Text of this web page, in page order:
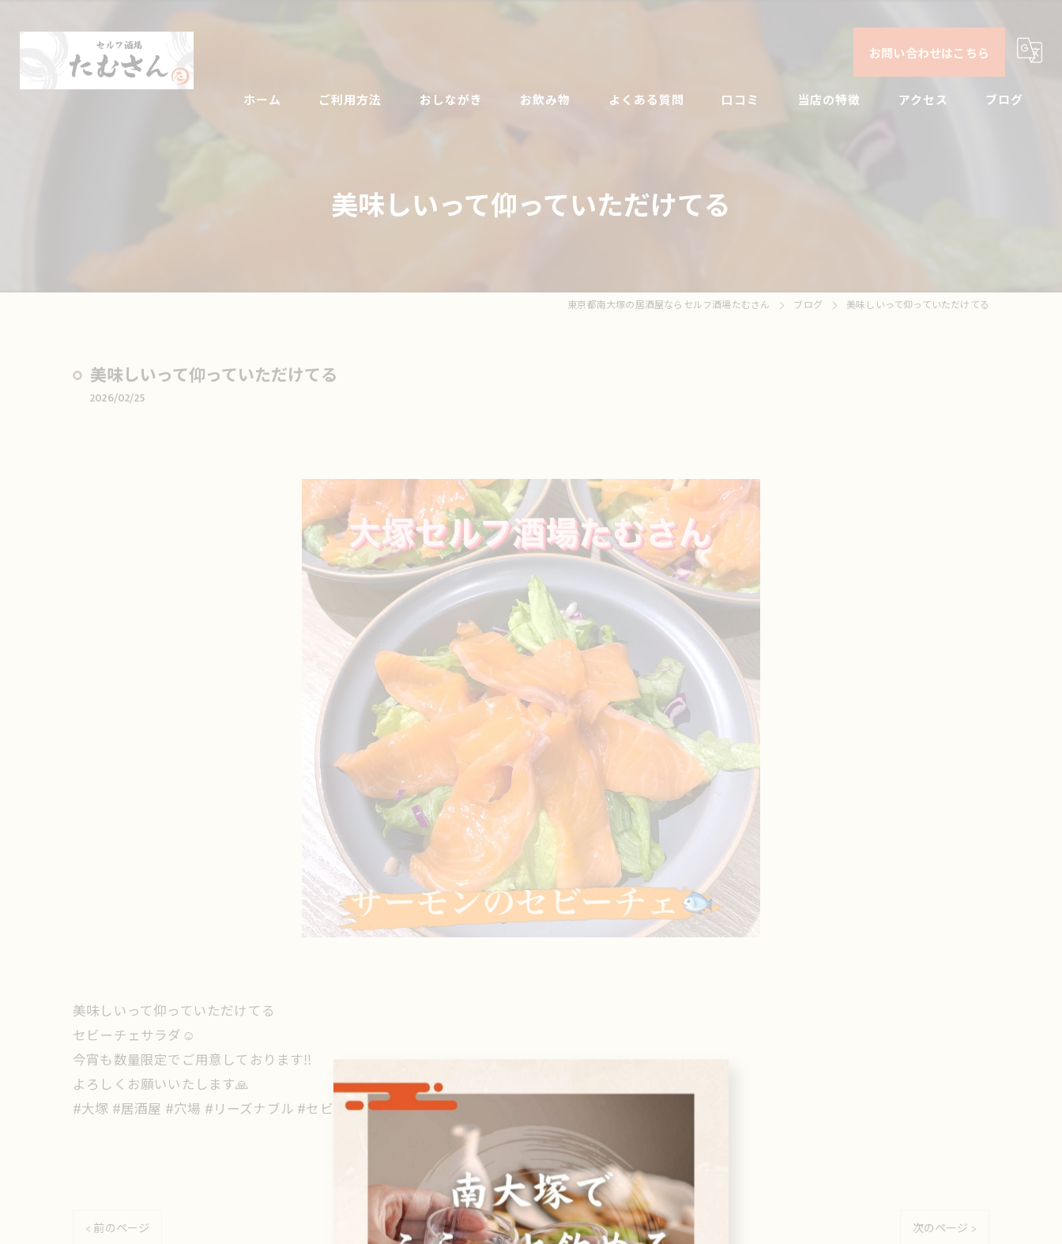
お問い合わせはこちら
ホーム ご利用方法 おしながき お飲み物 よくある質問 口コミ 当店の特徴
ドリンク
アクセス ブログ
美味しいって仰っていただけてる
東京都南大塚の居酒屋ならセルフ酒場たむさん ブログ 美味しいって仰っていただけてる
美味しいって仰っていただけてる
2026/02/25
美味しいって仰っていただけてる
セビーチェサラダ☺️
今宵も数量限定でご用意しております‼️
よろしくお願いいたします🙏
#大塚 #居酒屋 #穴場 #リーズナブル #セビーチェ
< 前のページ 一覧に戻る 次のページ >